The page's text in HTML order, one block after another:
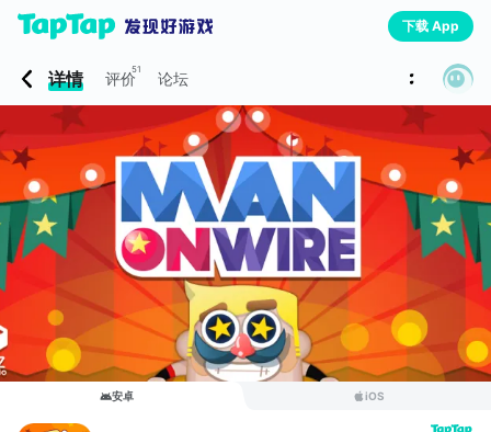
下载 App
详情 评价51 论坛
安卓 iOS